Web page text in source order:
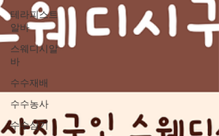
테라피스트
알바
스웨디시알
바
수수재배
수수농사
수수심기